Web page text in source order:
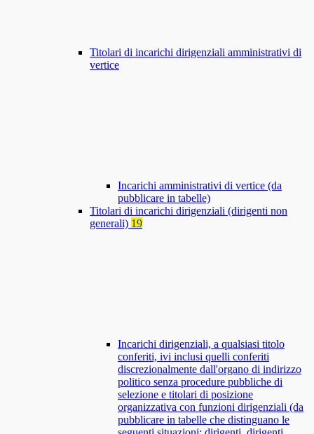
Titolari di incarichi dirigenziali amministrativi di
vertice
Incarichi amministrativi di vertice (da
pubblicare in tabelle)
Titolari di incarichi dirigenziali (dirigenti non
generali) 19
Incarichi dirigenziali, a qualsiasi titolo
conferiti, ivi inclusi quelli conferiti
discrezionalmente dall'organo di indirizzo
politico senza procedure pubbliche di
selezione e titolari di posizione
organizzativa con funzioni dirigenziali (da
pubblicare in tabelle che distinguano le